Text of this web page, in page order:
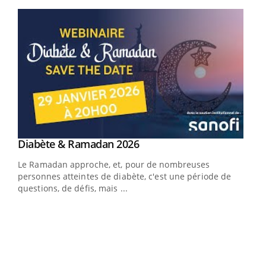
Youtube
Diabète & Ramadan 2026Youtube
Le Ramadan approche, et, pour de nombreuses
personnes atteintes de diabète, c'est une période de
questions, de défis, mais ...
Youtube
Un « jumeau numérique » pour faciliter l’accès
Un établissement lié à un groupe mutualiste innove en
matière de bilan de santé : l'utilisation d'un « jumeau